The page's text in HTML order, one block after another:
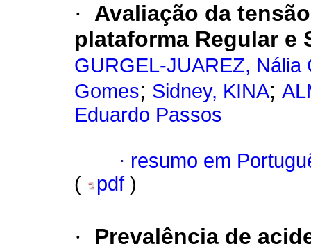
·
Avaliação da
plataforma Regular e
GURGEL-JUAREZ, Nália
Gomes; Sidney, KINA;
Eduardo Passos
· resumo em
(
pdf )
· Prevalência de